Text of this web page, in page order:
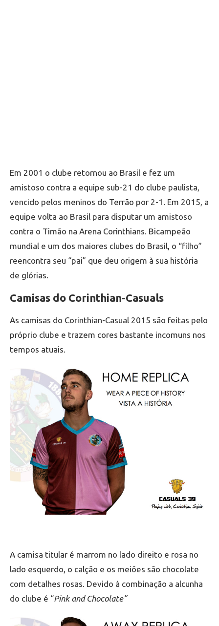
Em 2001 o clube retornou ao Brasil e fez um
amistoso contra a equipe sub-21 do clube paulista,
vencido pelos meninos do Terrão por 2-1. Em 2015, a
equipe volta ao Brasil para disputar um amistoso
contra o Timão na Arena Corinthians. Bicampeão
mundial e um dos maiores clubes do Brasil, o “filho”
reencontra seu “pai” que deu origem à sua história
de glórias.
Camisas do Corinthian-Casuals
As camisas do Corinthian-Casual 2015 são feitas pelo
próprio clube e trazem cores bastante incomuns nos
tempos atuais.
A camisa titular é marrom no lado direito e rosa no
lado esquerdo, o calção e os meiões são chocolate
com detalhes rosas. Devido à combinação a alcunha
do clube é “Pink and Chocolate”